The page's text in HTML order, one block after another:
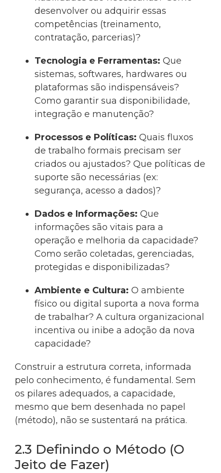
desenvolver ou adquirir essas
competências (treinamento,
contratação, parcerias)?
Tecnologia e Ferramentas: Que
sistemas, softwares, hardwares ou
plataformas são indispensáveis?
Como garantir sua disponibilidade,
integração e manutenção?
Processos e Políticas: Quais fluxos
de trabalho formais precisam ser
criados ou ajustados? Que políticas de
suporte são necessárias (ex:
segurança, acesso a dados)?
Dados e Informações: Que
informações são vitais para a
operação e melhoria da capacidade?
Como serão coletadas, gerenciadas,
protegidas e disponibilizadas?
Ambiente e Cultura: O ambiente
físico ou digital suporta a nova forma
de trabalhar? A cultura organizacional
incentiva ou inibe a adoção da nova
capacidade?
Construir a estrutura correta, informada
pelo conhecimento, é fundamental. Sem
os pilares adequados, a capacidade,
mesmo que bem desenhada no papel
(método), não se sustentará na prática.
2.3 Definindo o Método (O
Jeito de Fazer)